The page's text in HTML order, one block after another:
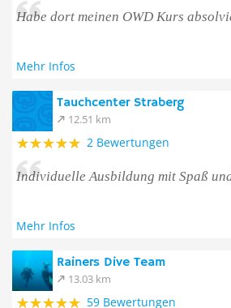
Habe dort meinen OWD Kurs
Mehr Infos
Tauchcenter Straberg
12.51 km
2 Bewertungen
Individuelle Ausbildung mit Spaß
Mehr Infos
Rainers Dive Team
13.03 km
59 Bewertungen